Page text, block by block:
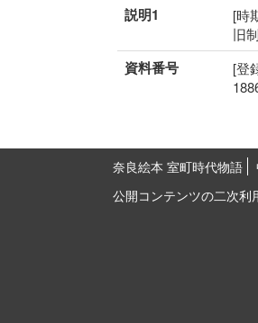
説明1
[時
旧
資料番号
[登
奈良絵本 室町時代物語
公開コンテンツの二次利